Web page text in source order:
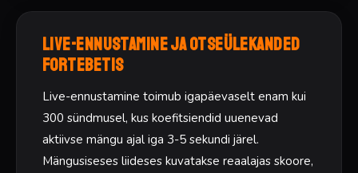
Live-ennustamine ja otseülekanded
ForteBetis
Live-ennustamine toimub igapäevaselt enam kui
300 sündmusel, kus koefitsiendid uuenevad
aktiivse mängu ajal iga 3-5 sekundi järel.
Mängusiseses liideses kuvatakse reaalajas skoore,